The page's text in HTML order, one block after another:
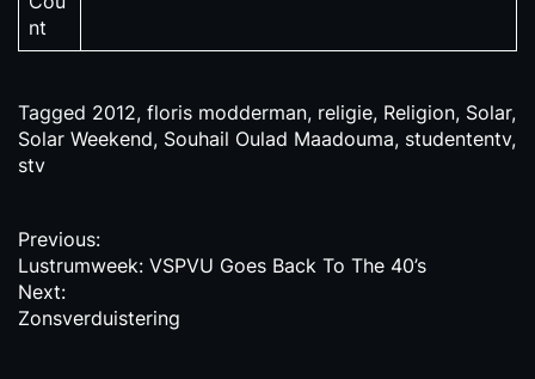
nt
Tagged 2012, floris modderman, religie, Religion, Solar,
Solar Weekend, Souhail Oulad Maadouma, studententv,
stv
P
o
s
Previous:
Lustrumweek: VSPVU Goes Back To The 40’s
Next:
Zonsverduistering